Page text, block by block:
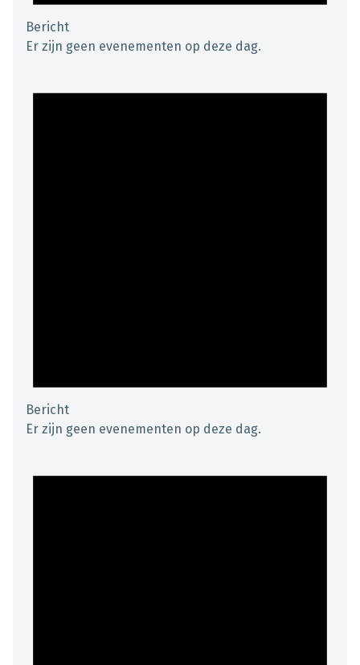
Bericht
Er zijn geen evenementen op deze dag.
Bericht
Er zijn geen evenementen op deze dag.